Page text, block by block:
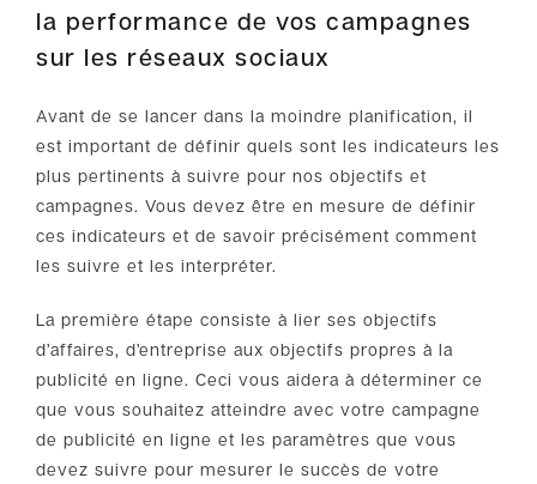
la performance de vos campagnes
sur les réseaux sociaux
Avant de se lancer dans la moindre planification, il
est important de définir quels sont les indicateurs les
plus pertinents à suivre pour nos objectifs et
campagnes. Vous devez être en mesure de définir
ces indicateurs et de savoir précisément comment
les suivre et les interpréter.
La première étape consiste à lier ses objectifs
d’affaires, d’entreprise aux objectifs propres à la
publicité en ligne. Ceci vous aidera à déterminer ce
que vous souhaitez atteindre avec votre campagne
de publicité en ligne et les paramètres que vous
devez suivre pour mesurer le succès de votre